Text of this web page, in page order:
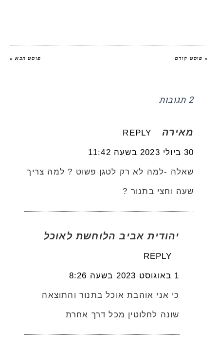
« פוסט קודם פוסט הבא »
2 תגובות
מאירה REPLY
30 ביולי 2023 בשעה 11:42
שאלה -למה לא רק לטגן פשוט ? למה צריך
שעה וחצי בתנור ?
יהודית אביב הלוחשת לאוכל
REPLY
1 באוגוסט 2023 בשעה 8:26
כי אני אוהבת אוכל בתנור והתוצאה
שונה לחלוטין מכל דרך אחרת